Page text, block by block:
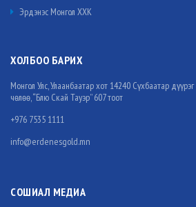
Эрдэнэс Монгол ХХК
ХОЛБОО БАРИХ
Монгол Улс, Улаанбаатар хот 14240 Сүхбаатар
чөлөө, “Блю Скай Тауэр” 607 тоот
+976 7535 1111
info@erdenesgold.mn
СОШИАЛ МЕДИА